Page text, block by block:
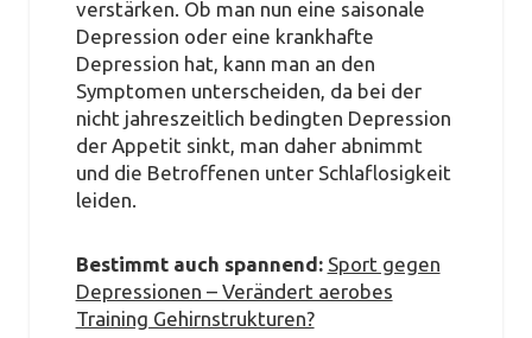
verstärken. Ob man nun eine saisonale
Depression oder eine krankhafte
Depression hat, kann man an den
Symptomen unterscheiden, da bei der
nicht jahreszeitlich bedingten Depression
der Appetit sinkt, man daher abnimmt
und die Betroffenen unter Schlaflosigkeit
leiden.
Bestimmt auch spannend: Sport gegen
Depressionen – Verändert aerobes
Training Gehirnstrukturen?